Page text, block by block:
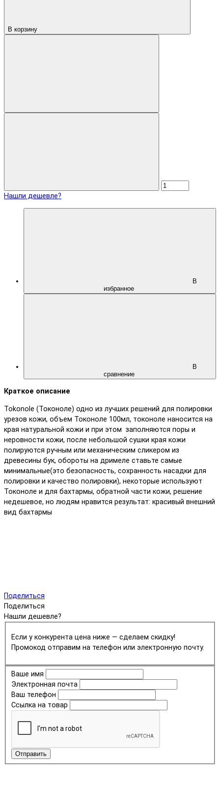
В корзину
Нашли дешевле?
В
избранное
В
сравнение
Краткое описание
Tokonole (Токоноле) одно из лучших решений для полировки
урезов кожи, объем Токоноле 100мл, токоноле наносится на
края натуральной кожи и при этом заполняются поры и
неровности кожи, после небольшой сушки края кожи
полируются ручным или механическим сликером из
древесины бук, обороты на дримеле ставьте самые
минимальные(это безопасность, сохранность насадки для
полировки и качество полировки), некоторые используют
Токоноле и для бахтармы, обратной части кожи, решение
недешевое, но людям нравится результат: красивый внешний
вид бахтармы
Поделиться
Поделиться
Нашли дешевле?
Если у конкурента цена ниже — сделаем скидку!
Промокод отправим на телефон или электронную почту.
Ваше имя
Электронная почта
Ваш телефон
Ссылка на товар
Отправить